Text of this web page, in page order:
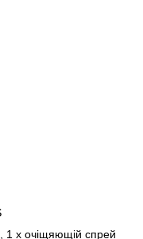
1 x очіщяющій спрей